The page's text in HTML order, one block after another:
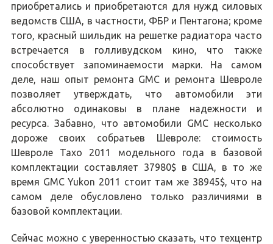
приобретались и приобретаются для нужд силовых
ведомств США, в частности, ФБР и Пентагона; кроме
того, красный шильдик на решетке радиатора часто
встречается в голливудском кино, что также
способствует запоминаемости марки. На самом
деле, наш опыт ремонта GMC и ремонта Шевроле
позволяет утверждать, что автомобили эти
абсолютно одинаковы в плане надежности и
ресурса. Забавно, что автомобили GMC несколько
дороже своих собратьев Шевроле: стоимость
Шевроле Тахо 2011 модельного года в базовой
комплектации составляет 37980$ в США, в то же
время GMC Yukon 2011 стоит там же 38945$, что на
самом деле обусловлено только различиями в
базовой комплектации.
Сейчас можно с уверенностью сказать, что техцентр